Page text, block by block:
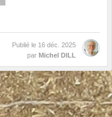
Publié le 16 déc. 2025
par Michel DILL